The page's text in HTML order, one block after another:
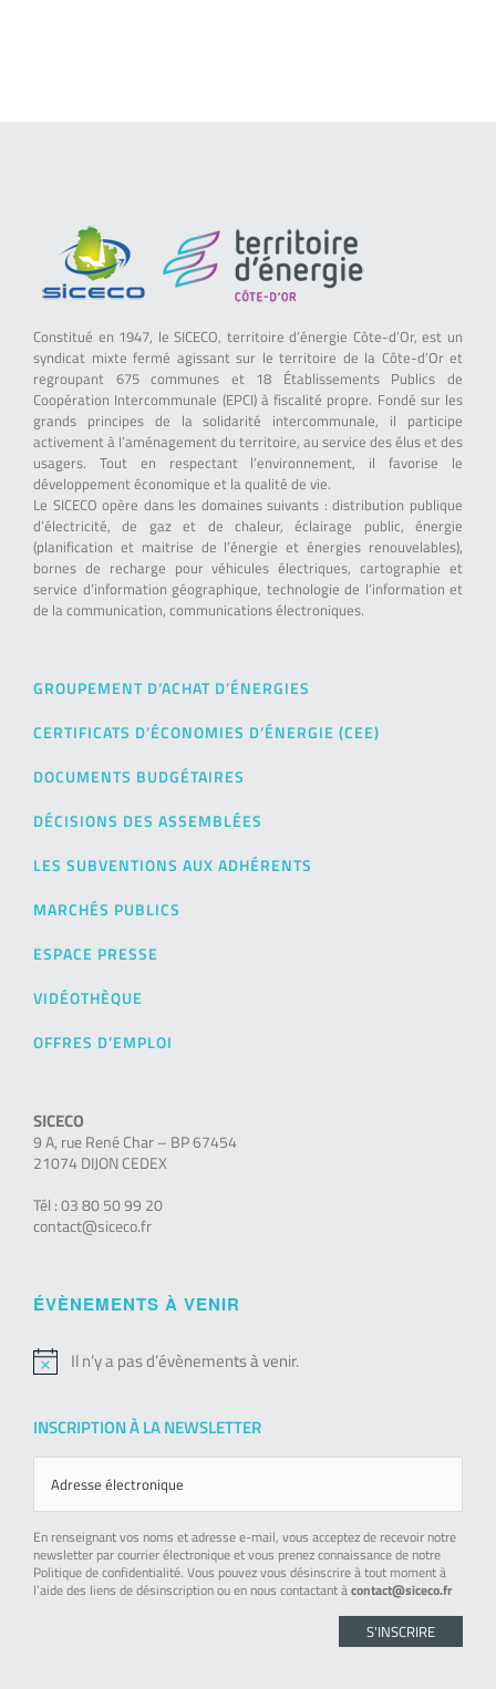
Constitué en 1947, le SICECO, territoire d’énergie Côte-d’Or, est un
syndicat mixte fermé agissant sur le territoire de la Côte-d’Or et
regroupant 675 communes et 18 Établissements Publics de
Coopération Intercommunale (EPCI) à fiscalité propre. Fondé sur les
grands principes de la solidarité intercommunale, il participe
activement à l’aménagement du territoire, au service des élus et des
usagers. Tout en respectant l’environnement, il favorise le
développement économique et la qualité de vie.
Le SICECO opère dans les domaines suivants : distribution publique
d’électricité, de gaz et de chaleur, éclairage public, énergie
(planification et maitrise de l’énergie et énergies renouvelables),
bornes de recharge pour véhicules électriques, cartographie et
service d’information géographique, technologie de l’information et
de la communication, communications électroniques.
GROUPEMENT D’ACHAT D’ÉNERGIES
CERTIFICATS D’ÉCONOMIES D’ÉNERGIE (CEE)
DOCUMENTS BUDGÉTAIRES
DÉCISIONS DES ASSEMBLÉES
LES SUBVENTIONS AUX ADHÉRENTS
MARCHÉS PUBLICS
ESPACE PRESSE
VIDÉOTHÈQUE
OFFRES D’EMPLOI
SICECO
9 A, rue René Char – BP 67454
21074 DIJON CEDEX
Tél : 03 80 50 99 20
contact@siceco.fr
ÉVÈNEMENTS À VENIR
Notice
Il n’y a pas d’évènements à venir.
INSCRIPTION À LA NEWSLETTER
En renseignant vos noms et adresse e-mail, vous acceptez de recevoir notre
newsletter par courrier électronique et vous prenez connaissance de notre
Politique de confidentialité. Vous pouvez vous désinscrire à tout moment à
l’aide des liens de désinscription ou en nous contactant àcontact@siceco.fr